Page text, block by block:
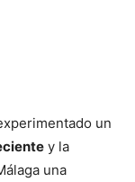
un
y la
una